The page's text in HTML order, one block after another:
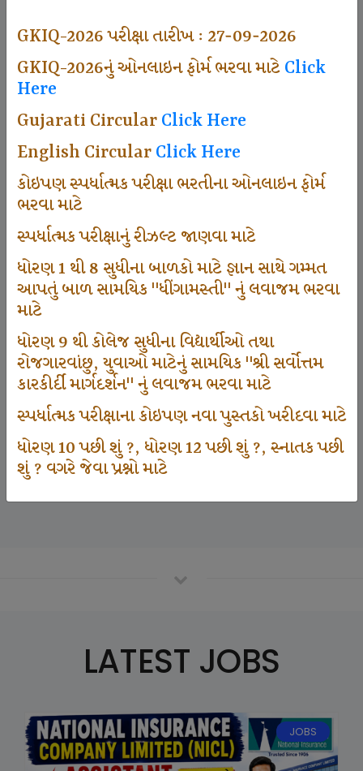
GKIQ-2026 પરીક્ષા તારીખ : 27-09-2026
GKIQ-2026નું ઓનલાઇન ફોર્મ ભરવા માટેClick
Here
Gujarati CircularClick Here
English CircularClick Here
કોઇપણ સ્પર્ધાત્મક પરીક્ષા ભરતીના ઓનલાઇન ફોર્મ
ભરવા માટે
સ્પર્ધાત્મક પરીક્ષાનું રીઝલ્ટ જાણવા માટે
ધોરણ 1 થી 8 સુધીના બાળકો માટે જ્ઞાન સાથે ગમ્મત
આપતું બાળ સામયિક "ધીંગામસ્તી" નું લવાજમ ભરવા
માટે
ધોરણ 9 થી કોલેજ સુધીના વિદ્યાર્થીઓ તથા
રોજગારવાંછુ, યુવાઓ માટેનું સામયિક "શ્રી સર્વોત્તમ
કારકીર્દી માર્ગદર્શન" નું લવાજમ ભરવા માટે
સ્પર્ધાત્મક પરીક્ષાના કોઇપણ નવા પુસ્તકો ખરીદવા માટે
ધોરણ 10 પછી શું ?, ધોરણ 12 પછી શું ?, સ્નાતક પછી
શું ? વગરે જેવા પ્રશ્નો માટે
493
665
Sarvottam Karkirdi Subscripton
1000
Participate School In GKIQ
125000
LATEST JOBS
JOBS